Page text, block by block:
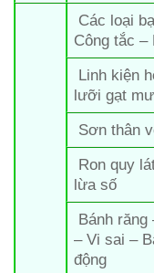
Các loại
Công tắc –
Linh kiện
lưỡi gạt
Sơn thân
Ron quy
lừa số
Bánh răng
– Vi sai –
động